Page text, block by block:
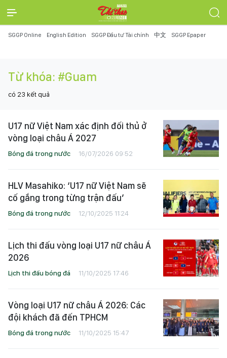
SGGP Online English Edition SGGP Đầu tư Tài chính 中文 SGGP Epaper
Từ khóa: #Guam
có 23 kết quả
U17 nữ Việt Nam xác định đối thủ ở
vòng loại châu Á 2027
Bóng đá trong nước 16/07/2026 09:52
HLV Masahiko: ‘U17 nữ Việt Nam sẽ
cố gắng trong từng trận đấu’
Bóng đá trong nước 12/10/2025 11:24
Lịch thi đấu vòng loại U17 nữ châu Á
2026
Lịch thi đấu bóng đá 11/10/2025 17:46
Vòng loại U17 nữ châu Á 2026: Các
đội khách đã đến TPHCM
Bóng đá trong nước 11/10/2025 15:47